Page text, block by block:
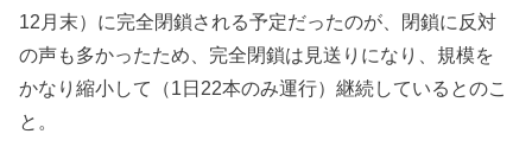
12月末）に完全閉鎖される予定だったのが、閉鎖に反対
の声も多かったため、完全閉鎖は見送りになり、規模を
かなり縮小して（1日22本のみ運行）継続しているとのこ
と。